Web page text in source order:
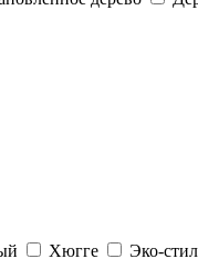
Хюгге
Эко-